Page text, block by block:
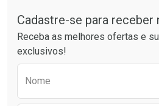
Cadastre-se para receber
Receba as melhores ofertas e
exclusivos!
Nome